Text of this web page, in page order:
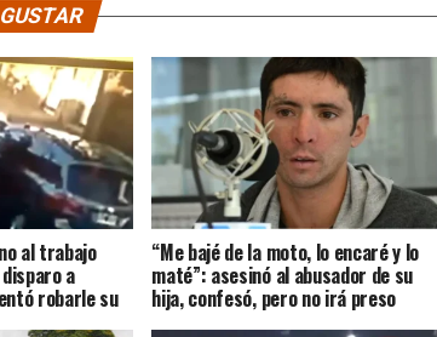
al trabajo
a
robarle su
“Me bajé de la moto, lo encaré y lo
maté”: asesinó al abusador de su
hija, confesó, pero no irá preso